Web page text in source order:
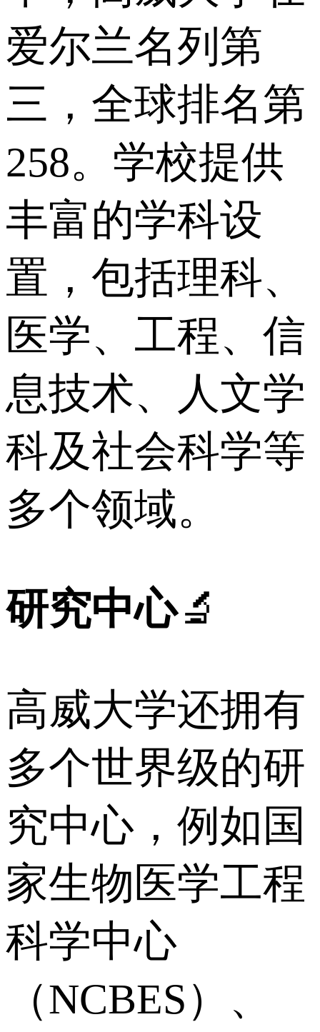
爱尔兰名列第
三，全球排名第
258。学校提供
丰富的学科设
置，包括理科、
医学、工程、信
息技术、人文学
科及社会科学等
多个领域。
研究中心🔬
高威大学还拥有
多个世界级的研
究中心，例如国
家生物医学工程
科学中心
（NCBES）、